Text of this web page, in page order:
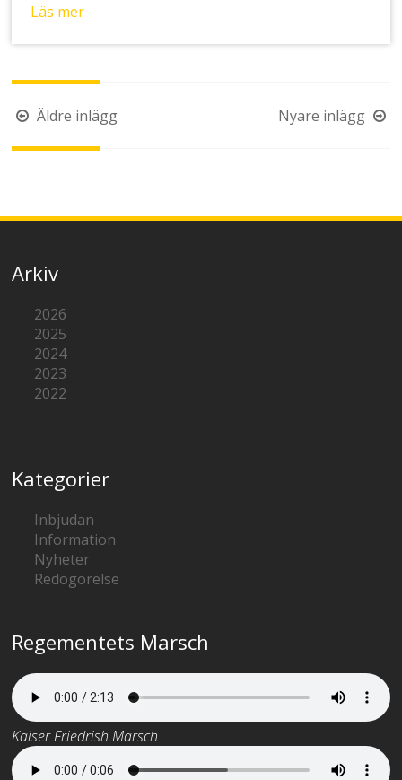
Läs mer
Inläggsnavigering
Äldre inlägg Nyare inlägg
Arkiv
2026
2025
2024
2023
2022
Kategorier
Inbjudan
Information
Nyheter
Redogörelse
Regementets Marsch
Kaiser Friedrish Marsch